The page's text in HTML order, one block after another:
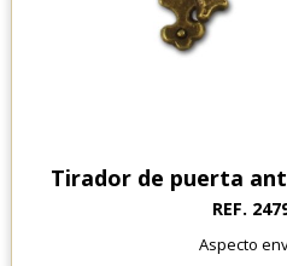
Tirador de puerta
REF.
Aspecto